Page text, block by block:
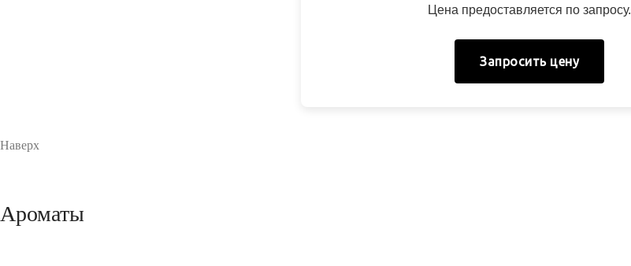
Цена предоставляется по запросу.
Запросить цену
Наверх
Ароматы